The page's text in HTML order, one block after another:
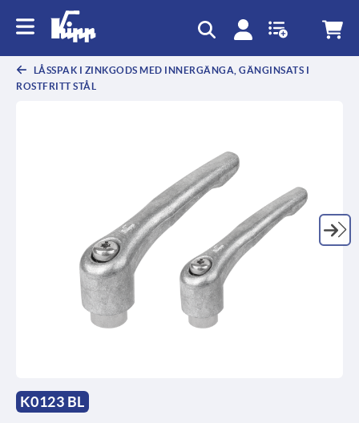
LÅSSPAK I ZINKGODS MED INNERGÄNGA, GÄNGINSATS I
ROSTFRITT STÅL
K0123 BL